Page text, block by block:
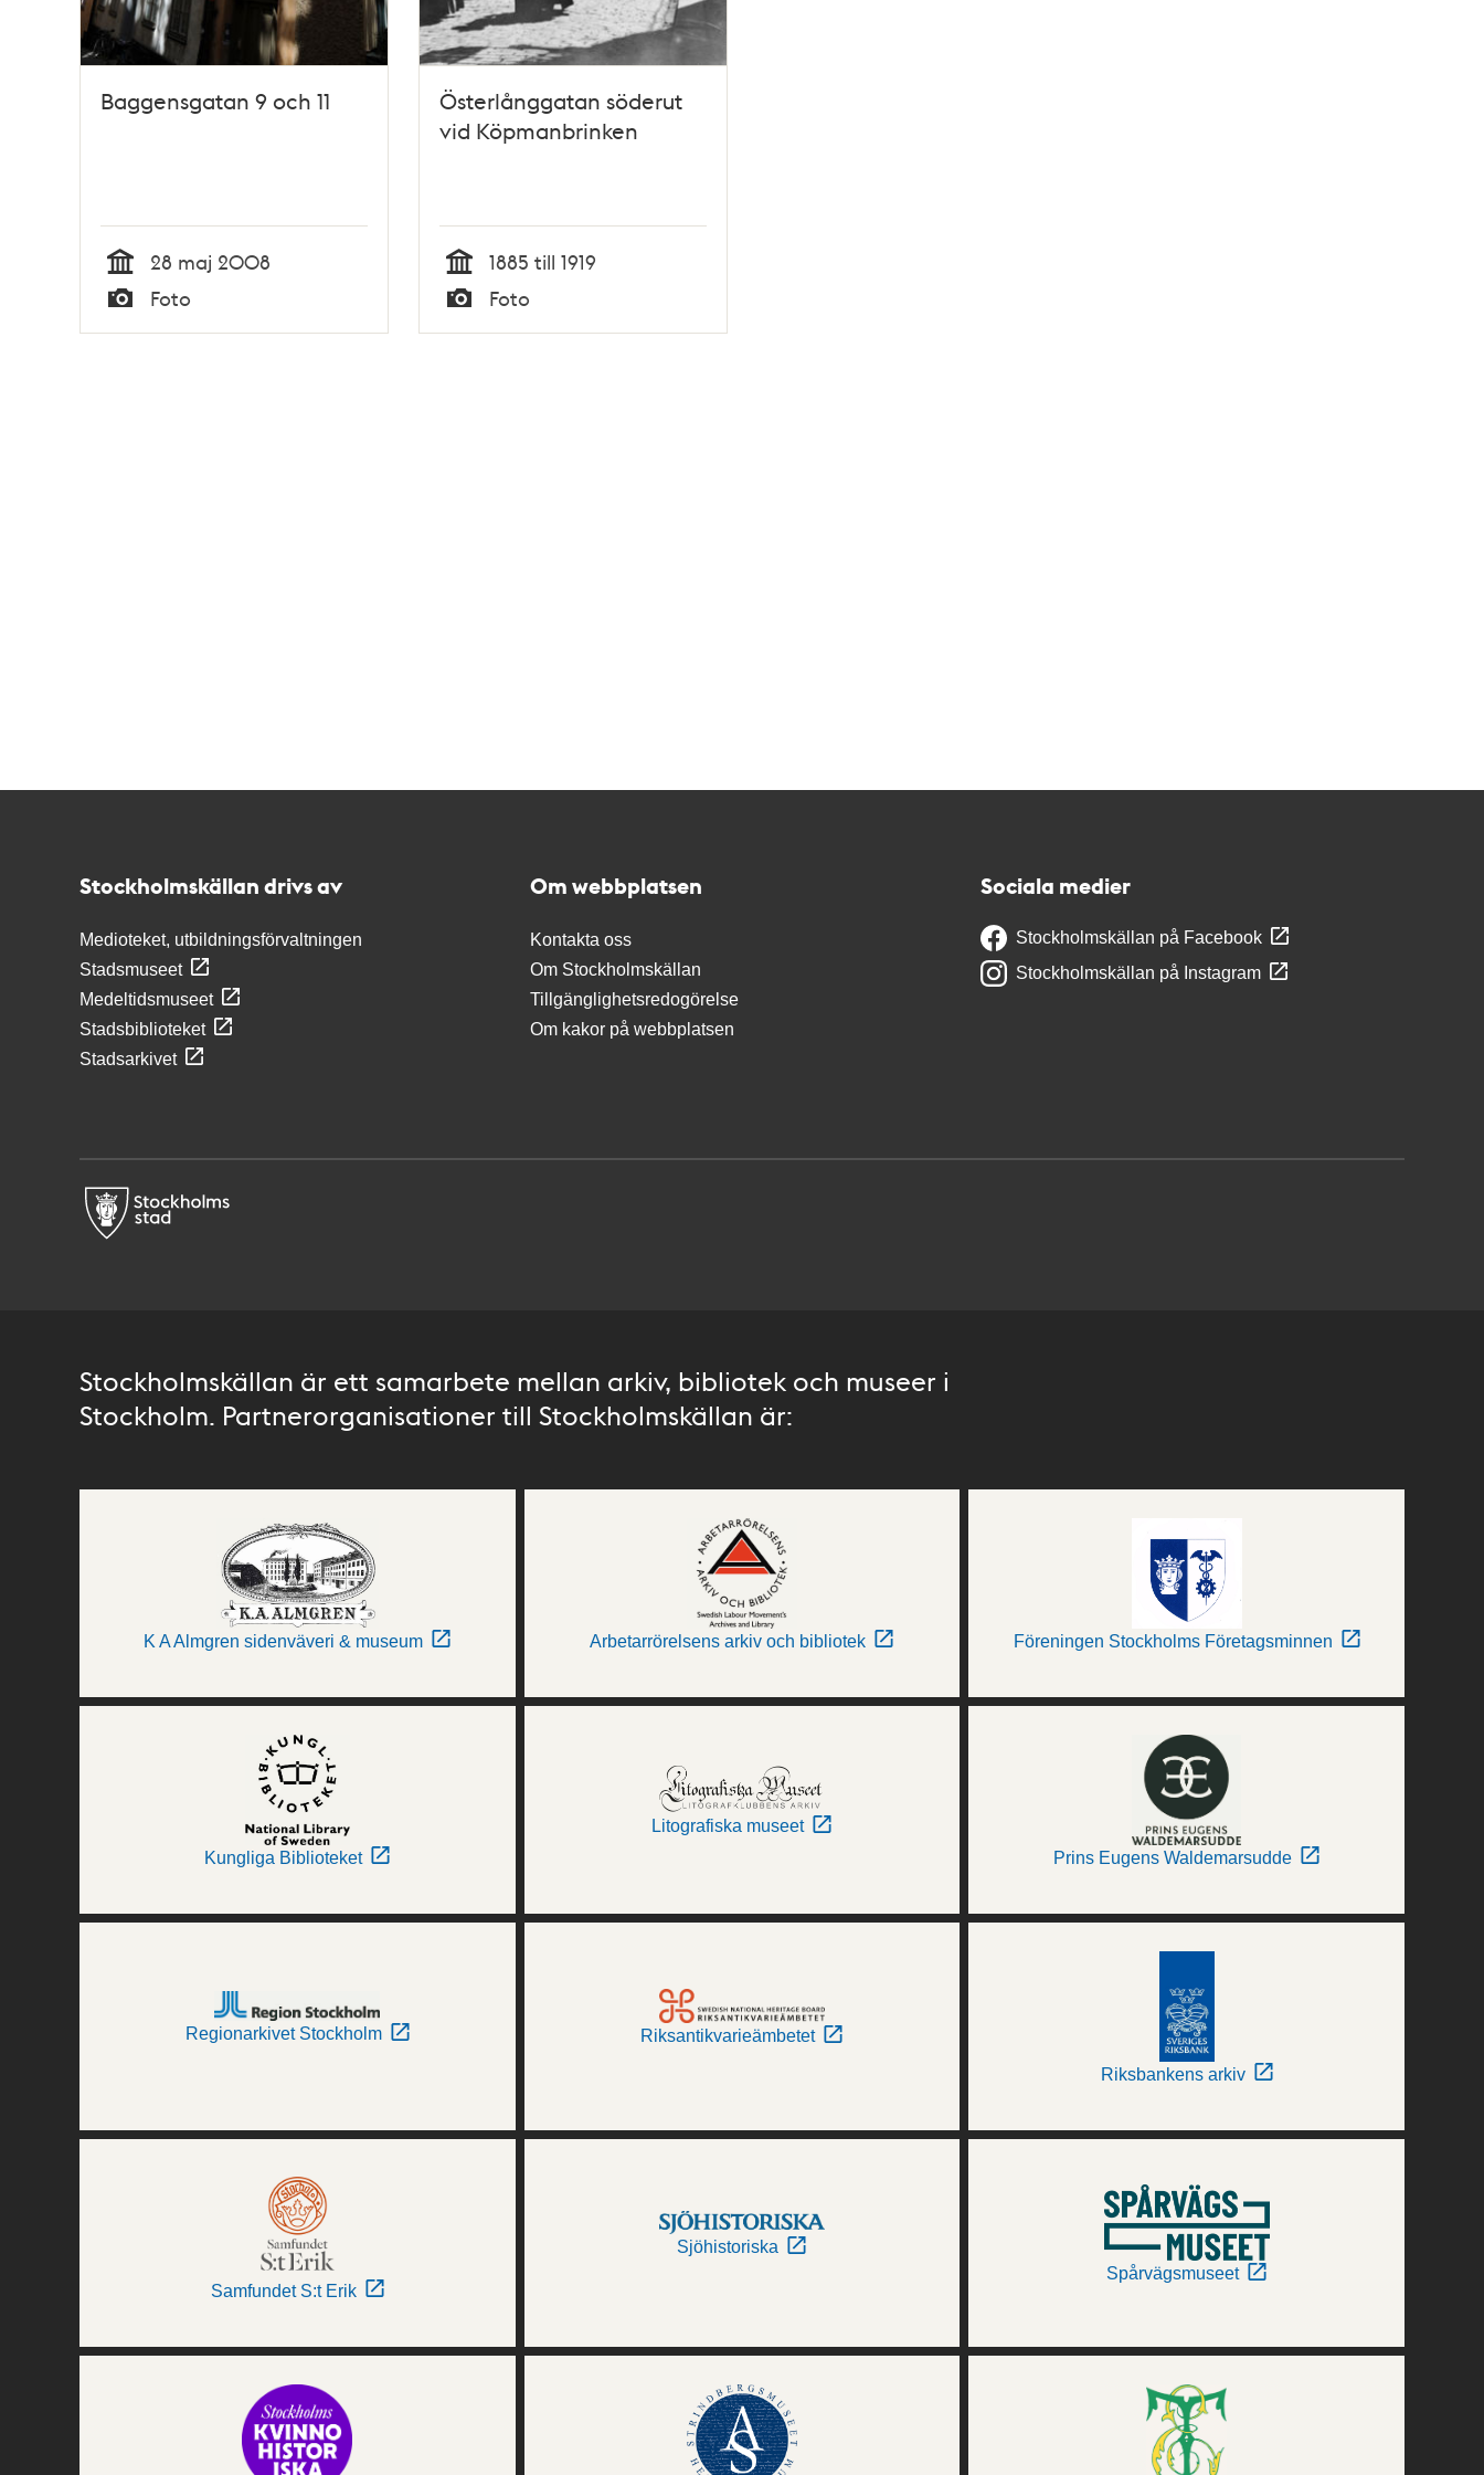
Baggensgatan 9 och 11
Tid
28 maj 2008
Foto
Österlånggatan söderut
vid Köpmanbrinken
Tid
1885 till 1919
Foto
Stockholmskällan drivs av
Medioteket, utbildningsförvaltningen
Stadsmuseet
Medeltidsmuseet
Stadsbiblioteket
Stadsarkivet
Om webbplatsen
Kontakta oss
Om Stockholmskällan
Tillgänglighetsredogörelse
Om kakor på webbplatsen
Sociala medier
Stockholmskällan på Facebook
Stockholmskällan på Instagram
Stockholmskällan är ett samarbete mellan arkiv, bibliotek och museer i
Stockholm. Partnerorganisationer till Stockholmskällan är:
K A Almgren sidenväveri & museum Arbetarrörelsens arkiv och bibliotek Föreningen Stockholms Företagsminnen
Kungliga Biblioteket
Litografiska museet
Prins Eugens Waldemarsudde
Regionarkivet Stockholm Riksantikvarieämbetet
Riksbankens arkiv
Samfundet S:t Erik
Sjöhistoriska
Spårvägsmuseet